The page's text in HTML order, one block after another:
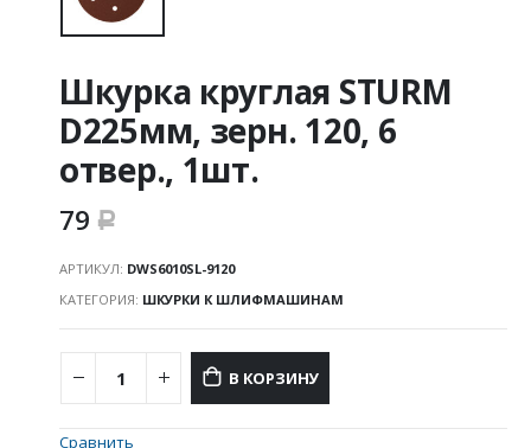
Шкурка круглая STURM
D225мм, зерн. 120, 6
отвер., 1шт.
79 Р
АРТИКУЛ: DWS6010SL-9120
КАТЕГОРИЯ: ШКУРКИ К ШЛИФМАШИНАМ
В КОРЗИНУ
Сравнить